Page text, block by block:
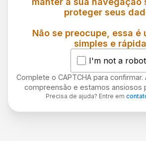
proteger seus
Não se preocupe, essa é
simples e
I'm not a robot
Complete o CAPTCHA para
compreensão e estamos ansiosos
Precisa de ajuda? Entre em